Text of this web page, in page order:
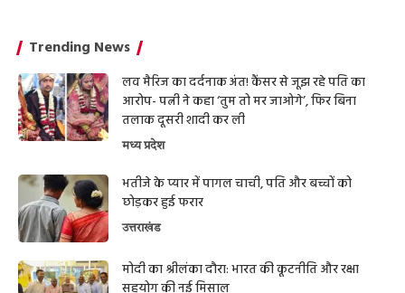
Trending News
लव मैरिज का दर्दनाक अंत! कैंसर से जूझ रहे पति का
आरोप- पत्नी ने कहा ‘तुम तो मर जाओगे’, फिर बिना
तलाक दूसरी शादी कर ली
मध्य प्रदेश
भतीजे के प्यार में पागल चाची, पति और बच्चों को
छोड़कर हुई फरार
उत्तराखंड
मोदी का श्रीलंका दौरा: भारत की कूटनीति और रक्षा
सहयोग की नई मिसाल